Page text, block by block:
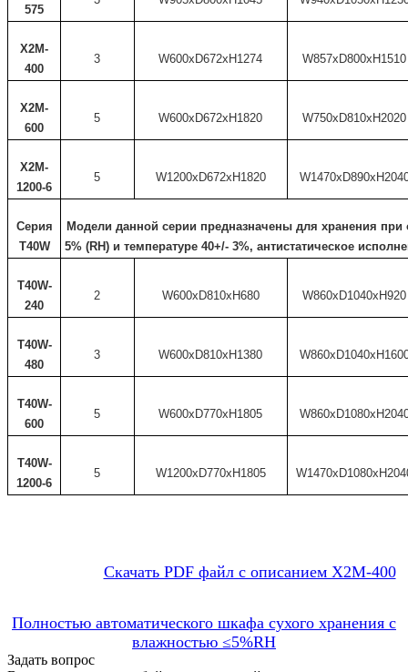
575
X2M-
400
3 W600xD672xH1274 W857xD800xH1510
X2M-
600
5 W600xD672xH1820 W750xD810xH2020
X2M-
1200-6
5 W1200xD672xH1820
Серия
T40W
Модели данной серии предназначены для хранения при
5% (RH) и температуре 40+/- 3%, антистатическое
T40W-
240
2 W600xD810xH680 W860xD1040xH920
T40W-
480
3 W600xD810xH1380
T40W-
600
5 W600xD770xH1805
T40W-
1200-6
5 W1200xD770xH1805
Скачать PDF файл с описанием X2M-400
Полностью автоматического шкафа сухого хранения с
влажностью ≤5%RH
Задать вопрос